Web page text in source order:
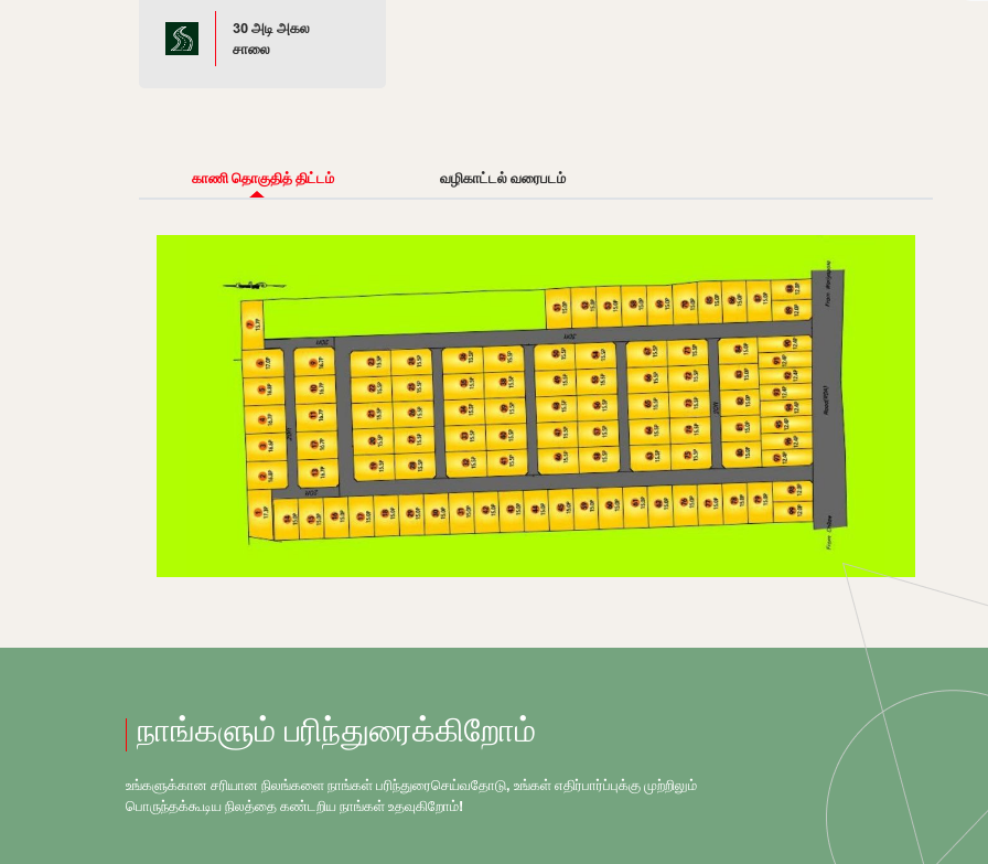
30 அடி அகல
சாலை
காணி தொகுதித் திட்டம் வழிகாட்டல் வரைபடம்
நாங்களும் பரிந்துரைக்கிறோம்
உங்களுக்கான சரியான நிலங்களை நாங்கள் பரிந்துரைசெய்வதோடு, உங்கள் எதிர்பார்ப்புக்கு முற்றிலும்
பொருந்தக்கூடிய நிலத்தை கண்டறிய நாங்கள் உதவுகிறோம்!